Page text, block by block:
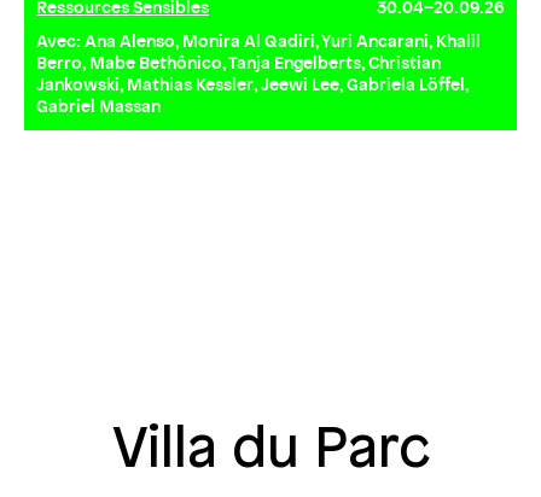
Ressources Sensibles
30.04–20.09.26
Avec: Ana Alenso, Monira Al Qadiri, Yuri Ancarani, Khalil
Berro, Mabe Bethônico, Tanja Engelberts, Christian
Jankowski, Mathias Kessler, Jeewi Lee, Gabriela Löffel,
Gabriel Massan
Villa du Parc